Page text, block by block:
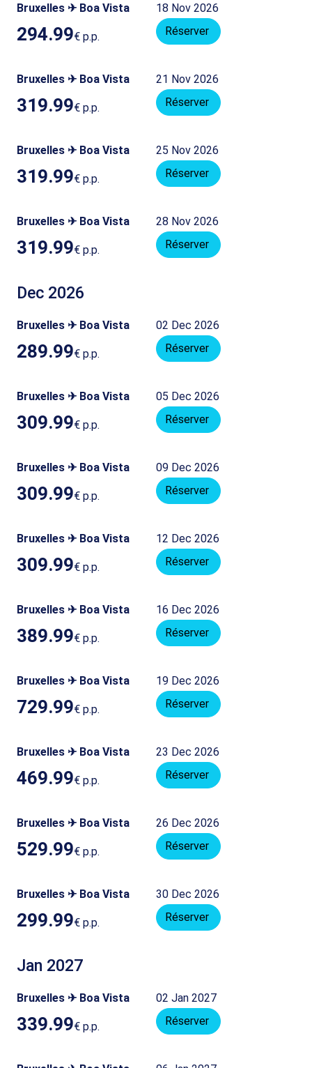
Bruxelles ✈ Boa Vista 18 Nov 2026
294.99€ p.p. Réserver
Bruxelles ✈ Boa Vista 21 Nov 2026
319.99€ p.p. Réserver
Bruxelles ✈ Boa Vista 25 Nov 2026
319.99€ p.p. Réserver
Bruxelles ✈ Boa Vista 28 Nov 2026
319.99€ p.p. Réserver
Dec 2026
Bruxelles ✈ Boa Vista 02 Dec 2026
289.99€ p.p. Réserver
Bruxelles ✈ Boa Vista 05 Dec 2026
309.99€ p.p. Réserver
Bruxelles ✈ Boa Vista 09 Dec 2026
309.99€ p.p. Réserver
Bruxelles ✈ Boa Vista 12 Dec 2026
309.99€ p.p. Réserver
Bruxelles ✈ Boa Vista 16 Dec 2026
389.99€ p.p. Réserver
Bruxelles ✈ Boa Vista 19 Dec 2026
729.99€ p.p. Réserver
Bruxelles ✈ Boa Vista 23 Dec 2026
469.99€ p.p. Réserver
Bruxelles ✈ Boa Vista 26 Dec 2026
529.99€ p.p. Réserver
Bruxelles ✈ Boa Vista 30 Dec 2026
299.99€ p.p. Réserver
Jan 2027
Bruxelles ✈ Boa Vista 02 Jan 2027
339.99€ p.p. Réserver